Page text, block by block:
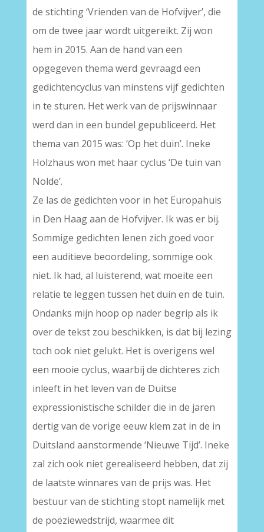
de stichting ‘Vrienden van de Hofvijver’, die
om de twee jaar wordt uitgereikt. Zij won
hem in 2015. Aan de hand van een
opgegeven thema werd gevraagd een
gedichtencyclus van minstens vijf gedichten
in te sturen. Het werk van de prijswinnaar
werd dan in een bundel gepubliceerd. Het
thema van 2015 was: ‘Op het duin’. Ineke
Holzhaus won met haar cyclus ‘De tuin van
Nolde’.
Ze las de gedichten voor in het Europahuis
in Den Haag aan de Hofvijver. Ik was er bij.
Sommige gedichten lenen zich goed voor
een auditieve beoordeling, sommige ook
niet. Ik had, al luisterend, wat moeite een
relatie te leggen tussen het duin en de tuin.
Ondanks mijn hoop op nader begrip als ik
over de tekst zou beschikken, is dat bij lezing
toch ook niet gelukt. Het is overigens wel
een mooie cyclus, waarbij de dichteres zich
inleeft in het leven van de Duitse
expressionistische schilder die in de jaren
dertig van de vorige eeuw klem zat in de in
Duitsland aanstormende ‘Nieuwe Tijd’. Ineke
zal zich ook niet gerealiseerd hebben, dat zij
de laatste winnares van de prijs was. Het
bestuur van de stichting stopt namelijk met
de poëziewedstrijd, waarmee dit